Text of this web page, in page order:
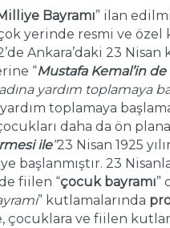
Bayramı” ilan
yerinde resmi ve özel
Ankara’daki 23 Nisan
“Mustafa Kemal’in
yardım toplamaya
toplamaya
daha da ön plana
ile”23 Nisan 1925
başlanmıştır. 23
fiilen “çocuk bayramı”
” kutlamalarında
çocuklara ve fiilen